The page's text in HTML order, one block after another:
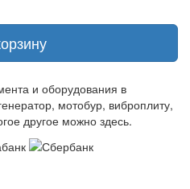
и оборудования в
мотобур, виброплиту,
другое можно здесь.